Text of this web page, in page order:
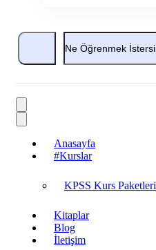
Anasayfa
#Kurslar
KPSS Kurs Paketleri
Kitaplar
Blog
İletişim